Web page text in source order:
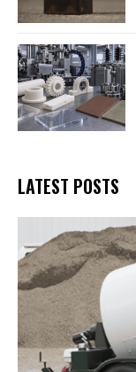
LATEST POSTS